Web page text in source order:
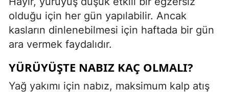
olduğu için her gün yapılabilir. Ancak
kasların dinlenebilmesi için haftada bir gün
ara vermek faydalıdır.
YÜRÜYÜŞTE NABIZ KAÇ OLMALI?
Yağ yakımı için nabız, maksimum kalp atış